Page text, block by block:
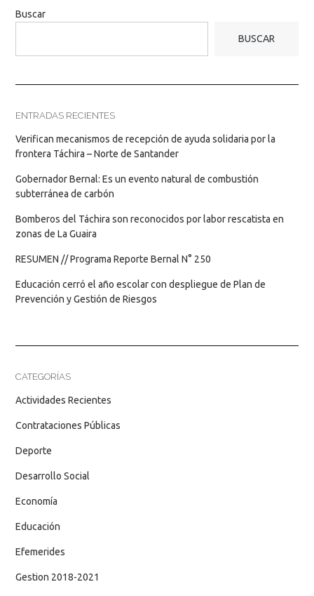
Buscar
BUSCAR
ENTRADAS RECIENTES
Verifican mecanismos de recepción de ayuda solidaria por la
frontera Táchira – Norte de Santander
Gobernador Bernal: Es un evento natural de combustión
subterránea de carbón
Bomberos del Táchira son reconocidos por labor rescatista en
zonas de La Guaira
RESUMEN // Programa Reporte Bernal N° 250
Educación cerró el año escolar con despliegue de Plan de
Prevención y Gestión de Riesgos
CATEGORÍAS
Actividades Recientes
Contrataciones Públicas
Deporte
Desarrollo Social
Economía
Educación
Efemerides
Gestion 2018-2021